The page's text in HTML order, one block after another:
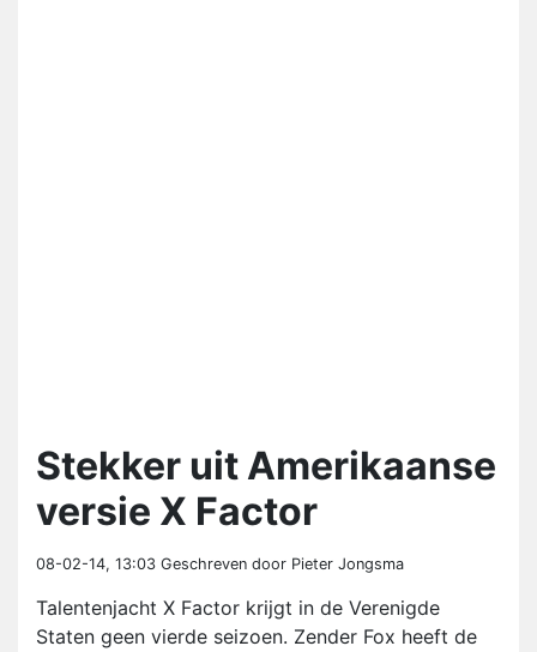
Stekker uit Amerikaanse
versie X Factor
08-02-14, 13:03 Geschreven door Pieter Jongsma
Talentenjacht X Factor krijgt in de Verenigde
Staten geen vierde seizoen. Zender Fox heeft de